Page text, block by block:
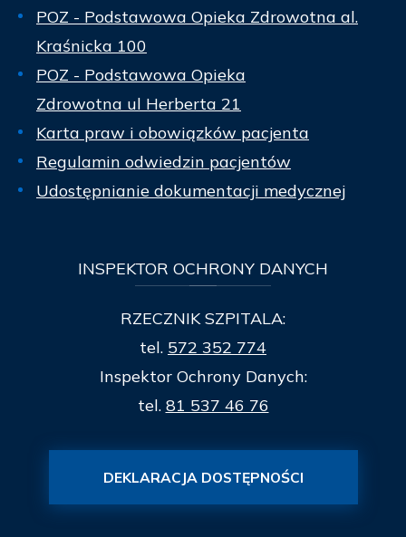
POZ - Podstawowa Opieka Zdrowotna al.
Kraśnicka 100
POZ - Podstawowa Opieka
Zdrowotna ul Herberta 21
Karta praw i obowiązków pacjenta
Regulamin odwiedzin pacjentów
Udostępnianie dokumentacji medycznej
INSPEKTOR OCHRONY DANYCH
RZECZNIK SZPITALA:
tel. 572 352 774
Inspektor Ochrony Danych:
tel. 81 537 46 76
DEKLARACJA DOSTĘPNOŚCI